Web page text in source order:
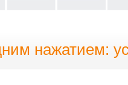
нажатием: